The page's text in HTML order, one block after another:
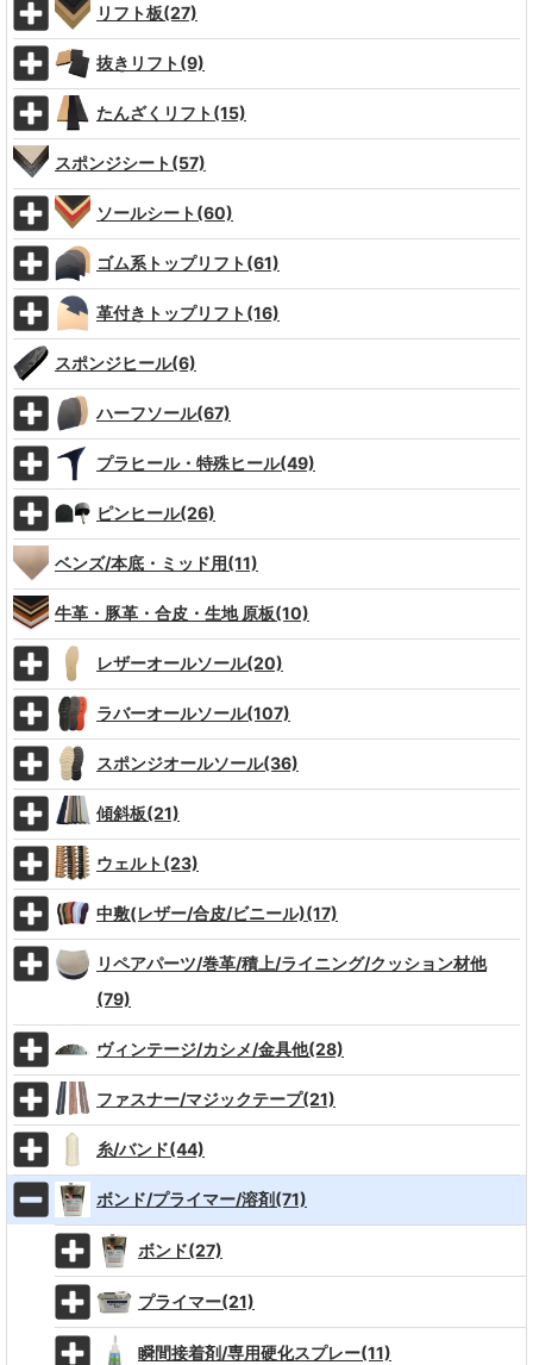
リフト板(27)
抜きリフト(9)
たんざくリフト(15)
スポンジシート(57)
ソールシート(60)
ゴム系トップリフト(61)
革付きトップリフト(16)
スポンジヒール(6)
ハーフソール(67)
プラヒール・特殊ヒール(49)
ピンヒール(26)
ベンズ/本底・ミッド用(11)
牛革・豚革・合皮・生地 原板(10)
レザーオールソール(20)
ラバーオールソール(107)
スポンジオールソール(36)
傾斜板(21)
ウェルト(23)
中敷(レザー/合皮/ビニール)(17)
リペアパーツ/巻革/積上/ライニング/クッション材他
(79)
ヴィンテージ/カシメ/金具他(28)
ファスナー/マジックテープ(21)
糸/バンド(44)
ボンド/プライマー/溶剤(71)
ボンド(27)
プライマー(21)
瞬間接着剤/専用硬化スプレー(11)